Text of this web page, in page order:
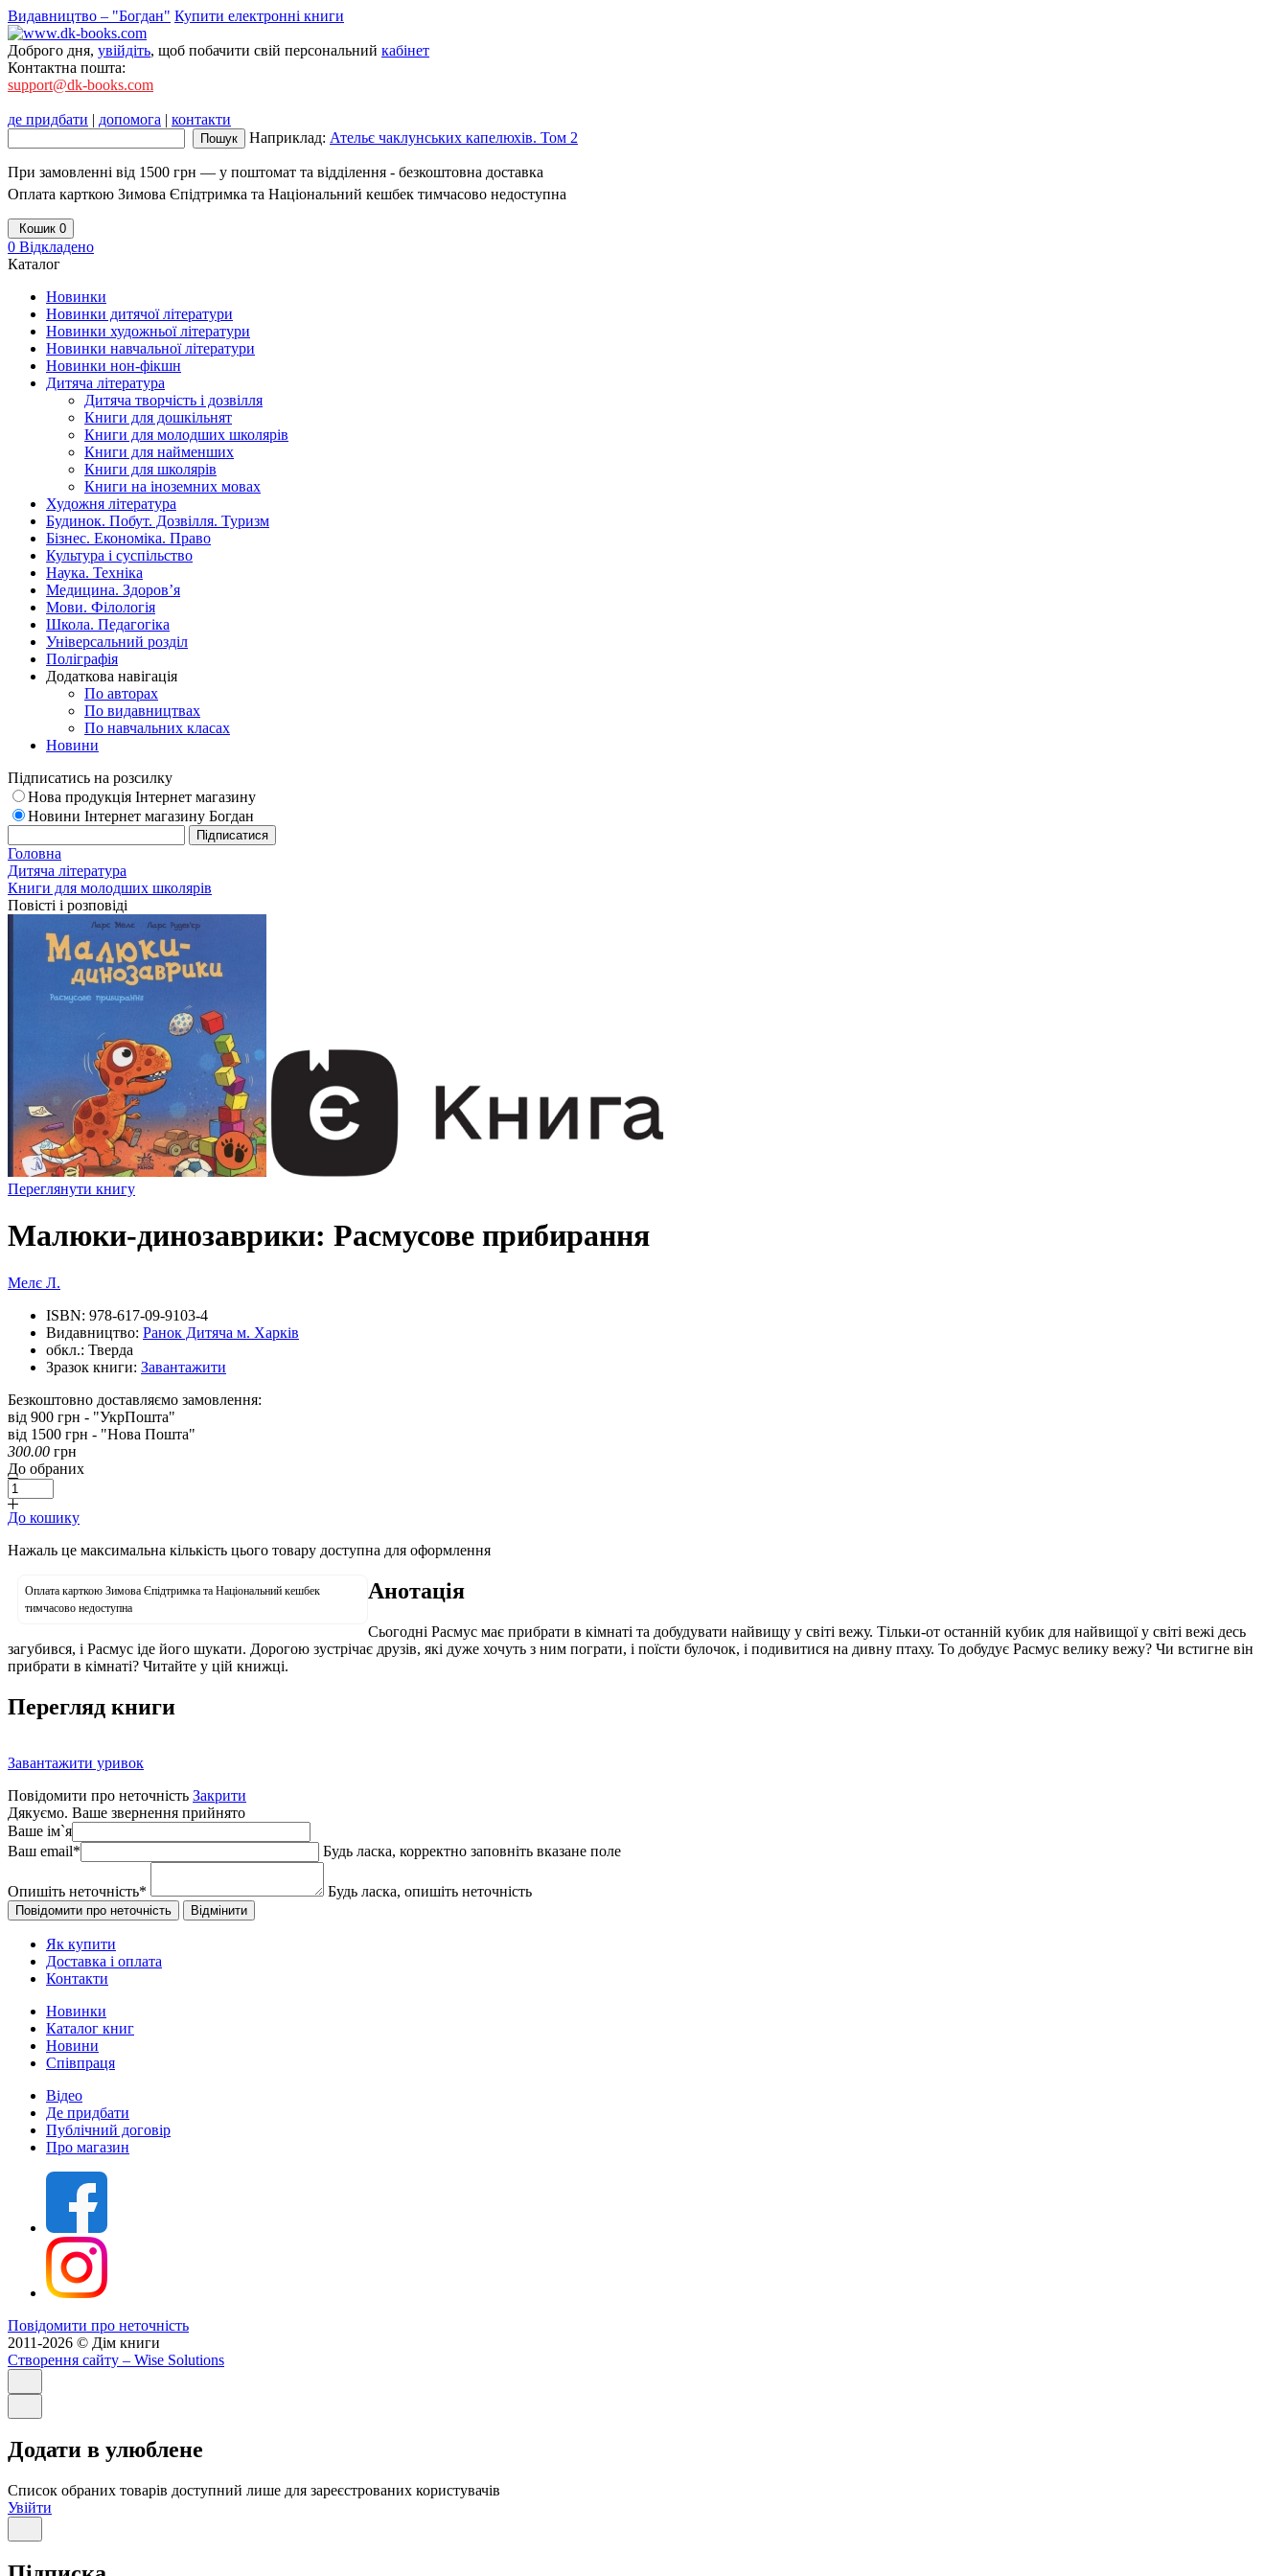
Видавництво – "Богдан" Купити електронні книги
Доброго дня, увійдіть, щоб побачити свій персональний кабінет
Контактна пошта:
support@dk-books.com
де придбати | допомога | контакти
Наприклад: Ательє чаклунських капелюхів. Том 2
При замовленні від 1500 грн — у поштомат та відділення - безкоштовна доставка
Оплата карткою Зимова Єпідтримка та Національний кешбек тимчасово недоступна
Кошик 0
0 Відкладено
Каталог
Новинки
Новинки дитячої літератури
Новинки художньої літератури
Новинки навчальної літератури
Новинки нон-фікшн
Дитяча література
Дитяча творчість і дозвілля
Книги для дошкільнят
Книги для молодших школярів
Книги для найменших
Книги для школярів
Книги на іноземних мовах
Художня література
Будинок. Побут. Дозвілля. Туризм
Бізнес. Економіка. Право
Культура і суспільство
Наука. Техніка
Медицина. Здоров’я
Мови. Філологія
Школа. Педагогіка
Універсальний розділ
Поліграфія
Додаткова навігація
По авторах
По видавництвах
По навчальних класах
Новини
Підписатись на розсилку
Нова продукція Інтернет магазину
Новини Інтернет магазину Богдан
Головна
Дитяча література
Книги для молодших школярів
Повісті і розповіді
Переглянути книгу
Малюки-динозаврики: Расмусове прибирання
Мелє Л.
ISBN: 978-617-09-9103-4
Видавництво: Ранок Дитяча м. Харків
обкл.: Тверда
Зразок книги: Завантажити
Безкоштовно доставляємо замовлення:
від 900 грн - "УкрПошта"
від 1500 грн - "Нова Пошта"
300.00 грн
До обраних
До кошику
Нажаль це максимальна кількість цього товару доступна для оформлення
Оплата карткою Зимова Єпідтримка та Національний кешбек
тимчасово недоступна
Анотація
Сьогодні Расмус має прибрати в кімнаті та добудувати найвищу у світі вежу. Тільки-от останній кубик для найвищої у світі вежі десь
загубився, і Расмус іде його шукати. Дорогою зустрічає друзів, які дуже хочуть з ним пограти, і поїсти булочок, і подивитися на дивну птаху. То добудує Расмус велику вежу? Чи встигне він
прибрати в кімнаті? Читайте у цій книжці.
Перегляд книги
Завантажити уривок
Повідомити про неточність Закрити
Дякуємо. Ваше звернення прийнято
Ваше ім`я
Ваш email* Будь ласка, корректно заповніть вказане поле
Опишіть неточність* Будь ласка, опишіть неточність
Як купити
Доставка і оплата
Контакти
Новинки
Каталог книг
Новини
Співпраця
Відео
Де придбати
Публічний договір
Про магазин
Повідомити про неточність
2011-2026 © Дім книги
Створення сайту – Wise Solutions
Додати в улюблене
Список обраних товарів доступний лише для зареєстрованих користувачів
Увійти